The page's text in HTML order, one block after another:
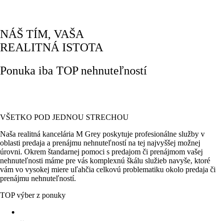
NÁŠ TÍM, VAŠA
REALITNÁ ISTOTA
Ponuka iba TOP nehnuteľností
VŠETKO POD JEDNOU STRECHOU
Naša realitná kancelária M Grey poskytuje profesionálne služby v
oblasti predaja a prenájmu nehnuteľností na tej najvyššej možnej
úrovni. Okrem štandarnej pomoci s predajom či prenájmom vašej
nehnuteľnosti máme pre vás komplexnú škálu služieb navyše, ktoré
vám vo vysokej miere uľahčia celkovú problematiku okolo predaja či
prenájmu nehnuteľností.
TOP výber z ponuky